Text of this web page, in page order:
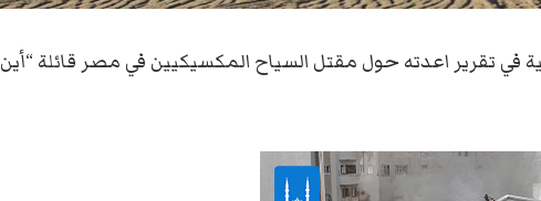
في تقرير اعدته حول مقتل السياح المكسيكيين في مصر قائلة “أين